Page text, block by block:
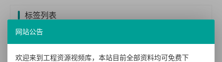
标签列表
图书手册(1) BIM机电 (1) 建模技术(1) 视频教程(2)
网站公告
欢迎来到工程资源视频库，本站目前全部资料均可免费下